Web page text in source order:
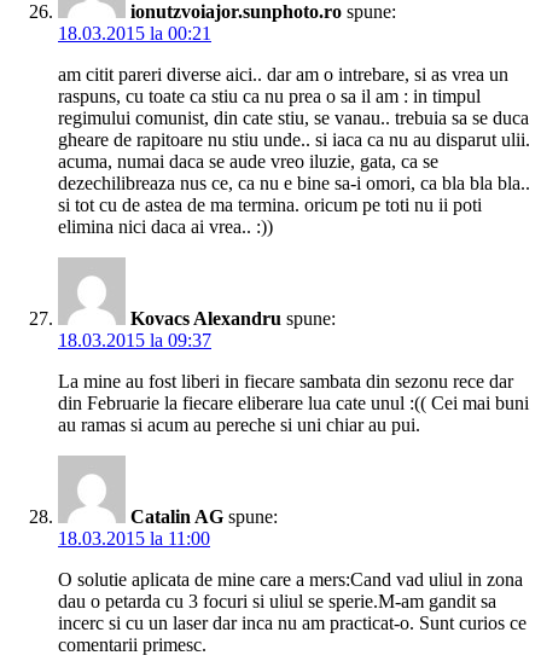
ionutzvoiajor.sunphoto.ro spune:
18.03.2015 la 00:21
am citit pareri diverse aici.. dar am o intrebare, si as vrea un
raspuns, cu toate ca stiu ca nu prea o sa il am : in timpul
regimului comunist, din cate stiu, se vanau.. trebuia sa se duca
gheare de rapitoare nu stiu unde.. si iaca ca nu au disparut ulii.
acuma, numai daca se aude vreo iluzie, gata, ca se
dezechilibreaza nus ce, ca nu e bine sa-i omori, ca bla bla bla..
si tot cu de astea de ma termina. oricum pe toti nu ii poti
elimina nici daca ai vrea.. :))
Kovacs Alexandru spune:
18.03.2015 la 09:37
La mine au fost liberi in fiecare sambata din sezonu rece dar
din Februarie la fiecare eliberare lua cate unul :(( Cei mai buni
au ramas si acum au pereche si uni chiar au pui.
Catalin AG spune:
18.03.2015 la 11:00
O solutie aplicata de mine care a mers:Cand vad uliul in zona
dau o petarda cu 3 focuri si uliul se sperie.M-am gandit sa
incerc si cu un laser dar inca nu am practicat-o. Sunt curios ce
comentarii primesc.